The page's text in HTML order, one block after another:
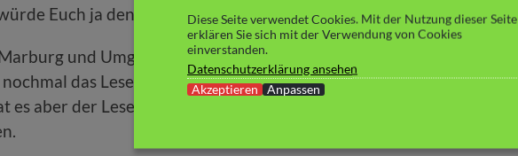
Euch ja den Spaß am Lesen nehmen.
und Umgebung kennen, steigern die lokalen Begebenheit
das Lesevergnügen. Für mich – der Marburg überhaupt
es aber der Lesefreude keinen Abbruch getan, den Ort eben
Diese Seite verwendet Cookies. Mit der Nutzung dieser Seite
erklären Sie sich mit der Verwendung von Cookies
einverstanden.
Datenschutzerklärung ansehen
Akzeptieren
Anpassen